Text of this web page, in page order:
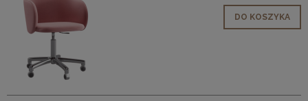
DO KOSZYKA